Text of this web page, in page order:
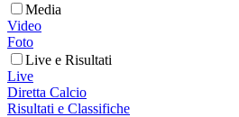
Media
Video
Foto
Live e Risultati
Live
Diretta Calcio
Risultati e Classifiche